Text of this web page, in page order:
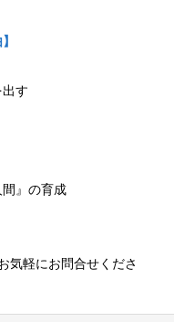
す
』の育成
気軽にお問合せくださ